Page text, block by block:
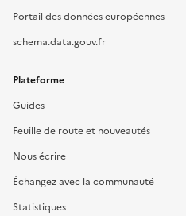
Portail des données européennes
schema.data.gouv.fr
Plateforme
Guides
Feuille de route et nouveautés
Nous écrire
Échangez avec la communauté
Statistiques